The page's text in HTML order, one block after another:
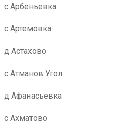
с Арбеньевка
с Артемовка
д Астахово
с Атманов Угол
д Афанасьевка
с Ахматово